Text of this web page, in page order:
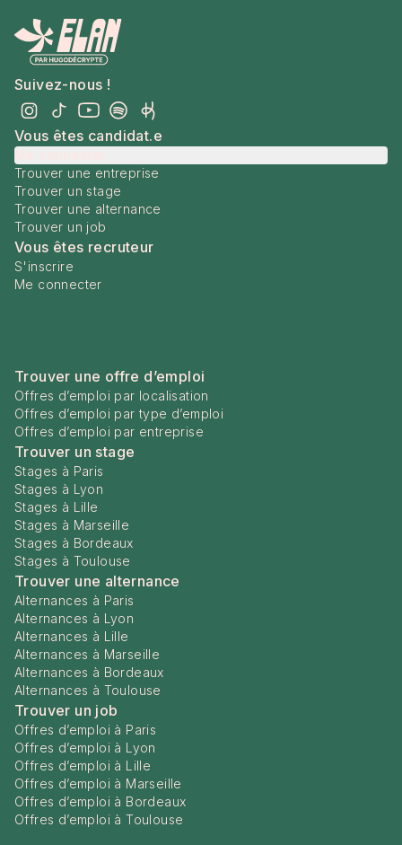
Suivez-nous !
Vous êtes candidat.e
Trouver une entreprise
Trouver un stage
Trouver une alternance
Trouver un job
Vous êtes recruteur
S'inscrire
Me connecter
Trouver une offre d’emploi
Offres d’emploi par localisation
Offres d’emploi par type d’emploi
Offres d’emploi par entreprise
Trouver un stage
Stages à Paris
Stages à Lyon
Stages à Lille
Stages à Marseille
Stages à Bordeaux
Stages à Toulouse
Trouver une alternance
Alternances à Paris
Alternances à Lyon
Alternances à Lille
Alternances à Marseille
Alternances à Bordeaux
Alternances à Toulouse
Trouver un job
Offres d’emploi à Paris
Offres d’emploi à Lyon
Offres d’emploi à Lille
Offres d’emploi à Marseille
Offres d’emploi à Bordeaux
Offres d’emploi à Toulouse